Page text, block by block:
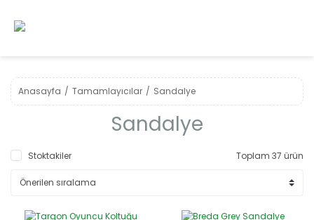
Anasayfa Tamamlayıcılar Sandalye
Sandalye
Stoktakiler Toplam 37 ürün